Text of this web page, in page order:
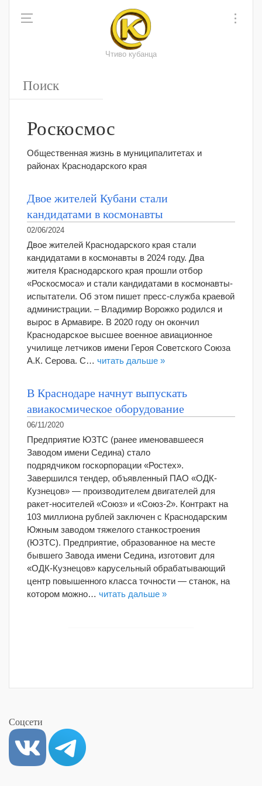
Чтиво кубанца
Роскосмос
Общественная жизнь в муниципалитетах и
районах Краснодарского края
Двое жителей Кубани стали
кандидатами в космонавты
02/06/2024
Двое жителей Краснодарского края стали
кандидатами в космонавты в 2024 году. Два
жителя Краснодарского края прошли отбор
«Роскосмоса» и стали кандидатами в космонавты-
испытатели. Об этом пишет пресс-служба краевой
администрации. – Владимир Ворожко родился и
вырос в Армавире. В 2020 году он окончил
Краснодарское высшее военное авиационное
училище летчиков имени Героя Советского Союза
А.К. Серова. С… читать дальше »
В Краснодаре начнут выпускать
авиакосмическое оборудование
06/11/2020
Предприятие ЮЗТС (ранее именовавшееся
Заводом имени Седина) стало
подрядчиком госкорпорации «Ростех».
Завершился тендер, объявленный ПАО «ОДК-
Кузнецов» — производителем двигателей для
ракет-носителей «Союз» и «Союз-2». Контракт на
103 миллиона рублей заключен с Краснодарским
Южным заводом тяжелого станкостроения
(ЮЗТС). Предприятие, образованное на месте
бывшего Завода имени Седина, изготовит для
«ОДК-Кузнецов» карусельный обрабатывающий
центр повышенного класса точности — станок, на
котором можно… читать дальше »
Соцсети